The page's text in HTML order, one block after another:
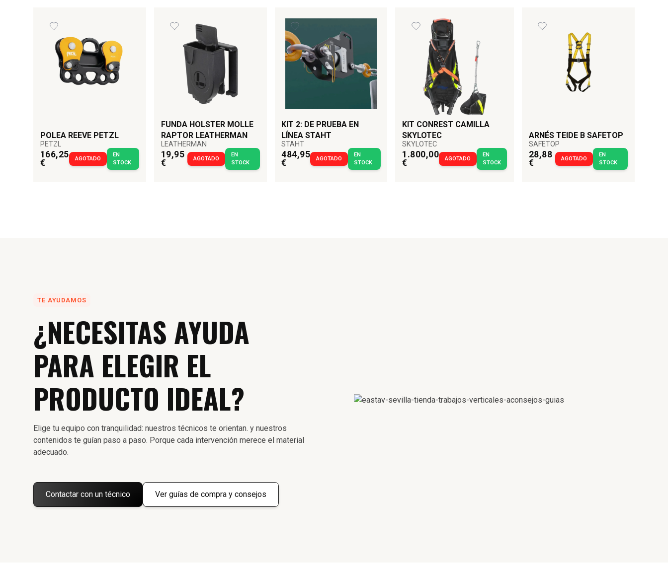
POLEA REEVE PETZL
PETZL
166,25
€
AGOTADO
EN
STOCK
FUNDA HOLSTER MOLLE
RAPTOR LEATHERMAN
LEATHERMAN
19,95
€
AGOTADO
EN
STOCK
KIT 2: DE PRUEBA EN
LÍNEA STAHT
STAHT
484,95
€
AGOTADO
EN
STOCK
KIT CONREST CAMILLA
SKYLOTEC
SKYLOTEC
1.800,00
€
AGOTADO
EN
STOCK
ARNÉS TEIDE B SAFETOP
SAFETOP
28,88
€
AGOTADO
EN
STOCK
TE AYUDAMOS
¿NECESITAS AYUDA
PARA ELEGIR EL
PRODUCTO IDEAL?
Elige tu equipo con tranquilidad: nuestros técnicos te orientan. y nuestros
contenidos te guían paso a paso. Porque cada intervención merece el material
adecuado.
Contactar con un técnico Ver guías de compra y consejos